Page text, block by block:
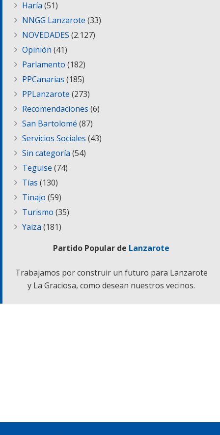
Haría (51)
NNGG Lanzarote (33)
NOVEDADES (2.127)
Opinión (41)
Parlamento (182)
PPCanarias (185)
PPLanzarote (273)
Recomendaciones (6)
San Bartolomé (87)
Servicios Sociales (43)
Sin categoría (54)
Teguise (74)
Tías (130)
Tinajo (59)
Turismo (35)
Yaiza (181)
Partido Popular de Lanzarote
Trabajamos por construir un futuro para Lanzarote
y La Graciosa, como desean nuestros vecinos.